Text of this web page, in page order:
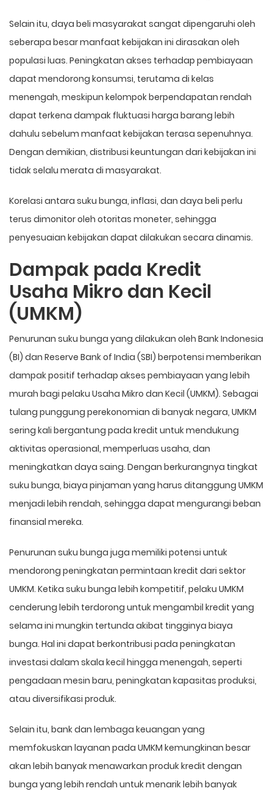
Selain itu, daya beli masyarakat sangat dipengaruhi oleh
seberapa besar manfaat kebijakan ini dirasakan oleh
populasi luas. Peningkatan akses terhadap pembiayaan
dapat mendorong konsumsi, terutama di kelas
menengah, meskipun kelompok berpendapatan rendah
dapat terkena dampak fluktuasi harga barang lebih
dahulu sebelum manfaat kebijakan terasa sepenuhnya.
Dengan demikian, distribusi keuntungan dari kebijakan ini
tidak selalu merata di masyarakat.
Korelasi antara suku bunga, inflasi, dan daya beli perlu
terus dimonitor oleh otoritas moneter, sehingga
penyesuaian kebijakan dapat dilakukan secara dinamis.
Dampak pada Kredit
Usaha Mikro dan Kecil
(UMKM)
Penurunan suku bunga yang dilakukan oleh Bank Indonesia
(BI) dan Reserve Bank of India (SBI) berpotensi memberikan
dampak positif terhadap akses pembiayaan yang lebih
murah bagi pelaku Usaha Mikro dan Kecil (UMKM). Sebagai
tulang punggung perekonomian di banyak negara, UMKM
sering kali bergantung pada kredit untuk mendukung
aktivitas operasional, memperluas usaha, dan
meningkatkan daya saing. Dengan berkurangnya tingkat
suku bunga, biaya pinjaman yang harus ditanggung UMKM
menjadi lebih rendah, sehingga dapat mengurangi beban
finansial mereka.
Penurunan suku bunga juga memiliki potensi untuk
mendorong peningkatan permintaan kredit dari sektor
UMKM. Ketika suku bunga lebih kompetitif, pelaku UMKM
cenderung lebih terdorong untuk mengambil kredit yang
selama ini mungkin tertunda akibat tingginya biaya
bunga. Hal ini dapat berkontribusi pada peningkatan
investasi dalam skala kecil hingga menengah, seperti
pengadaan mesin baru, peningkatan kapasitas produksi,
atau diversifikasi produk.
Selain itu, bank dan lembaga keuangan yang
memfokuskan layanan pada UMKM kemungkinan besar
akan lebih banyak menawarkan produk kredit dengan
bunga yang lebih rendah untuk menarik lebih banyak